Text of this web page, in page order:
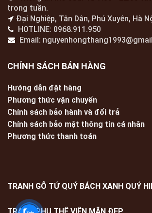
trong tuần.
Đại Nghiệp, Tân Dân, Phú Xuyên, Hà
HOTLINE: 0968.911.950
Email:
CHÍNH SÁCH BÁN HÀNG
Hướng dẫn đặt hàng
Phương thức vận chuyển
Chính sách bảo hành và đổi trả
Chính sách bảo mật thông tin cá nhân
Phương thức thanh toán
TRANH GỖ TỨ QUÝ BÁCH XANH QUÝ
TRANH PHU THÊ VIÊN MÃN ĐẸP